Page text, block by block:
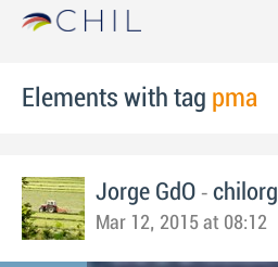
Elements with tag pma
Jorge GdO - chilorg
Mar 12, 2015 at 08:12